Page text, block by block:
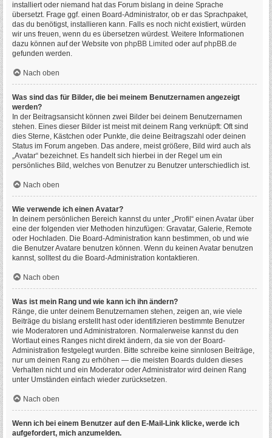
installiert oder niemand hat das Forum bislang in deine Sprache
übersetzt. Frage ggf. einen Board-Administrator, ob er das Sprachpaket,
das du benötigst, installieren kann. Falls es noch nicht existiert, würden
wir uns freuen, wenn du es übersetzen würdest. Weitere Informationen
dazu können auf der Website von phpBB Limited oder aufphpBB.de
gefunden werden.
Nach oben
Was sind das für Bilder, die bei meinem Benutzernamen angezeigt
werden?
In der Beitragsansicht können zwei Bilder bei deinem Benutzernamen
stehen. Eines dieser Bilder ist meist mit deinem Rang verknüpft: Oft sind
dies Sterne, Kästchen oder Punkte, die deine Beitragszahl oder deinen
Status im Forum angeben. Das andere, meist größere, Bild wird auch als
„Avatar“ bezeichnet. Es handelt sich hierbei in der Regel um ein
persönliches Bild, welches von Benutzer zu Benutzer unterschiedlich ist.
Nach oben
Wie verwende ich einen Avatar?
In deinem persönlichen Bereich kannst du unter „Profil“ einen Avatar über
eine der folgenden vier Methoden hinzufügen: Gravatar, Galerie, Remote
oder Hochladen. Die Board-Administration kann bestimmen, ob und wie
die Benutzer Avatare benutzen können. Wenn du keinen Avatar benutzen
kannst, solltest du die Board-Administration kontaktieren.
Nach oben
Was ist mein Rang und wie kann ich ihn ändern?
Ränge, die unter deinem Benutzernamen stehen, zeigen an, wie viele
Beiträge du bislang erstellt hast oder identifizieren bestimmte Benutzer
wie Moderatoren und Administratoren. Normalerweise kannst du den
Wortlaut eines Ranges nicht direkt ändern, da sie von der Board-
Administration festgelegt wurden. Bitte schreibe keine sinnlosen Beiträge,
nur um deinen Rang zu erhöhen — die meisten Boards dulden dieses
Verhalten nicht und ein Moderator oder Administrator wird deinen Rang
unter Umständen einfach wieder zurücksetzen.
Nach oben
Wenn ich bei einem Benutzer auf den E-Mail-Link klicke, werde ich
aufgefordert, mich anzumelden.